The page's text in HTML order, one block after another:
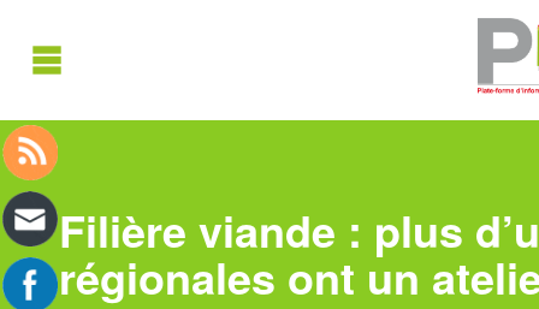
Filière viande : plus
régionales ont un